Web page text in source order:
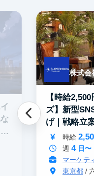
株式会
【時給
ズ】新型
げ｜戦略立
時給
週 4日〜
マーケテ
東京都/